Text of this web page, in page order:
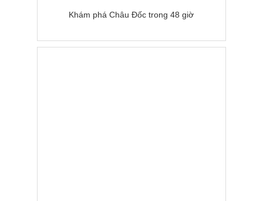
Khám phá Châu Đốc trong 48 giờ